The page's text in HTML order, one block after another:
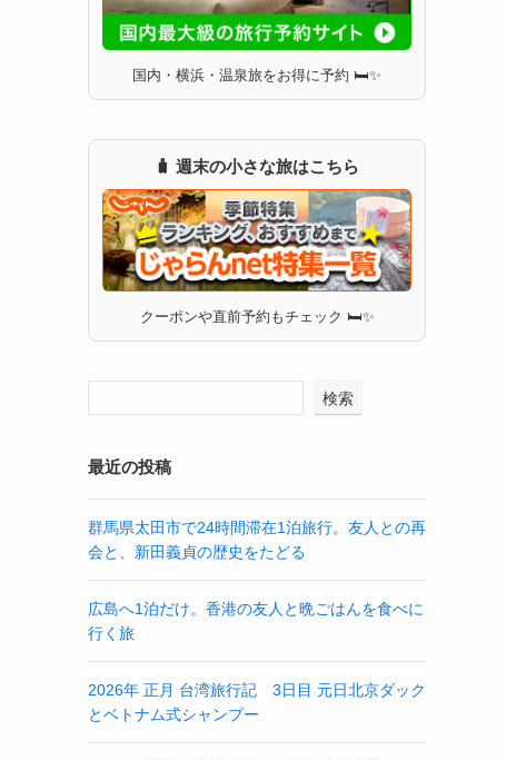
国内・横浜・温泉旅をお得に予約 🛏✨
🧳 週末の小さな旅はこちら
クーポンや直前予約もチェック 🛏✨
検索
最近の投稿
群馬県太田市で24時間滞在1泊旅行。友人との再
会と、新田義貞の歴史をたどる
広島へ1泊だけ。香港の友人と晩ごはんを食べに
行く旅
2026年 正月 台湾旅行記 3日目 元日北京ダック
とベトナム式シャンプー